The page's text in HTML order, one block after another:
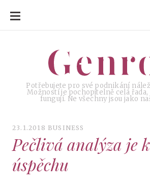
SKIP
CONTENT
Potřebujete pro své podnikání
Možností je pochopitelně celá řada,
fungují. Ne všechny jsou jako
Genrod
23.1.2018 BUSINESS
Pečlivá analýza je
úspěchu